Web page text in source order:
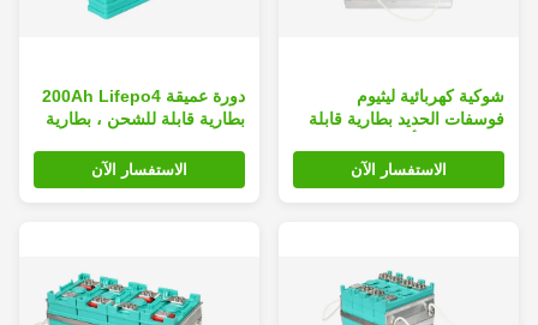
شوكية كهربائية ليثيوم
فوسفات الحديد بطارية قابلة
الاستفسار الآن
دورة عميقة 200Ah Lifepo4
بطارية قابلة للشحن ، بطارية
الاستفسار الآن